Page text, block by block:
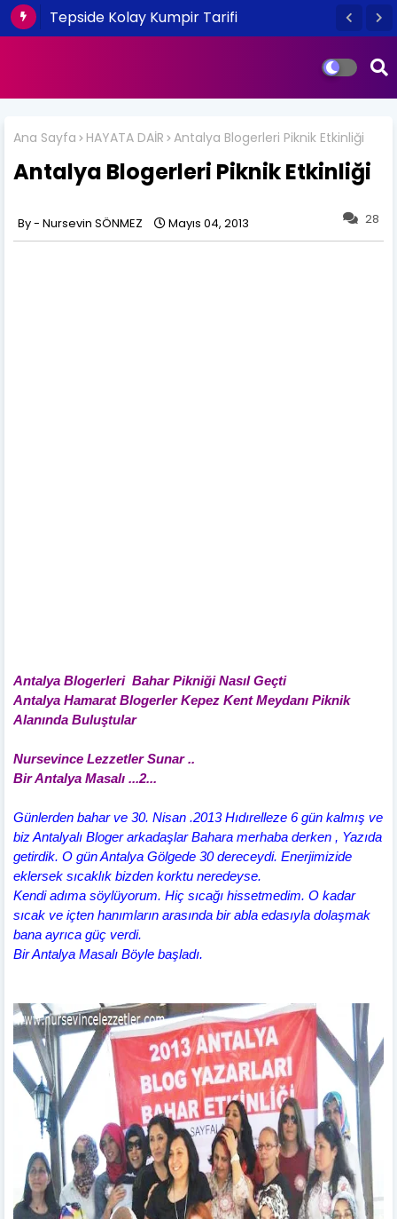
Tepside Kolay Kumpir Tarifi
Ana Sayfa HAYATA DAİR Antalya Blogerleri Piknik Etkinliği
Antalya Blogerleri Piknik Etkinliği
28
Nursevin SÖNMEZ Mayıs 04, 2013
Antalya Blogerleri Bahar Pikniği Nasıl Geçti
Antalya Hamarat Blogerler Kepez Kent Meydanı Piknik
Alanında Buluştular
Nursevince Lezzetler Sunar ..
Bir Antalya Masalı ...2...
Günlerden bahar ve 30. Nisan .2013 Hıdırelleze 6 gün kalmış ve
biz Antalyalı Bloger arkadaşlar Bahara merhaba derken , Yazıda
getirdik. O gün Antalya Gölgede 30 dereceydi. Enerjimizide
eklersek sıcaklık bizden korktu neredeyse.
Kendi adıma söylüyorum. Hiç sıcağı hissetmedim. O kadar
sıcak ve içten hanımların arasında bir abla edasıyla dolaşmak
bana ayrıca güç verdi.
Bir Antalya Masalı Böyle başladı.